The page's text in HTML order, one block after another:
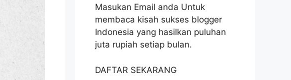
Masukan Email anda Untuk
membaca kisah sukses blogger
Indonesia yang hasilkan puluhan
juta rupiah setiap bulan.
DAFTAR SEKARANG